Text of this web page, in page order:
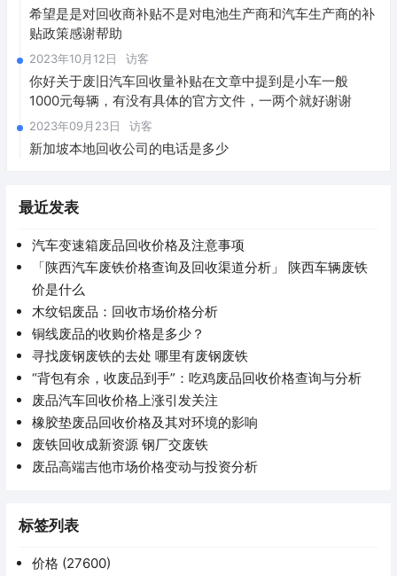
希望是是对回收商补贴不是对电池生产商和汽车生产商的补
贴政策感谢帮助
2023年10月12日 访客
你好关于废旧汽车回收量补贴在文章中提到是小车一般
1000元每辆，有没有具体的官方文件，一两个就好谢谢
2023年09月23日 访客
新加坡本地回收公司的电话是多少
最近发表
汽车变速箱废品回收价格及注意事项
「陕西汽车废铁价格查询及回收渠道分析」 陕西车辆废铁
价是什么
木纹铝废品：回收市场价格分析
铜线废品的收购价格是多少？
寻找废钢废铁的去处 哪里有废钢废铁
“背包有余，收废品到手”：吃鸡废品回收价格查询与分析
废品汽车回收价格上涨引发关注
橡胶垫废品回收价格及其对环境的影响
废铁回收成新资源 钢厂交废铁
废品高端吉他市场价格变动与投资分析
标签列表
价格 (27600)